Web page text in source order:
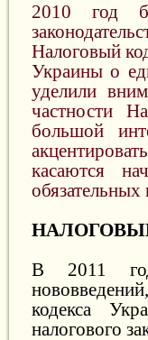
2010 год
Налоговый
Украины о
уделили
частности
большой
касаются
обязательных
В 2011
кодекса
налогового